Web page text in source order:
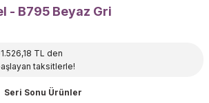
- B795 Beyaz Gri
TL den
taksitlerle!
Seri Sonu Ürünler